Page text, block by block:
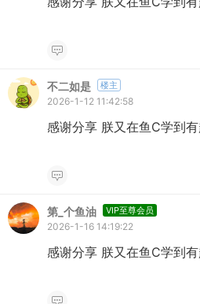
不二如是 楼主
2026-1-12 11:42:58
感谢分享 朕又在鱼C学到
第_个鱼油 VIP至尊会员
2026-1-16 14:19:22
感谢分享 朕又在鱼C学到